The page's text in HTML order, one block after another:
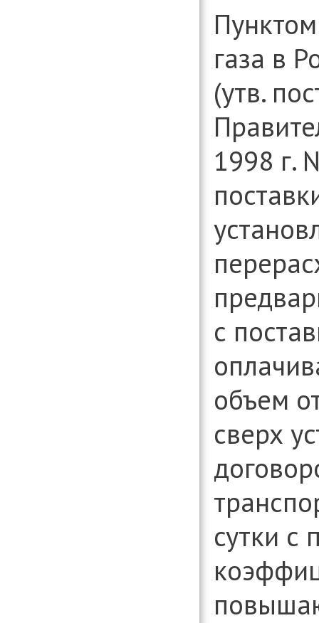
газа в
(утв.
1998 г.
с
объем
сверх
сутки с